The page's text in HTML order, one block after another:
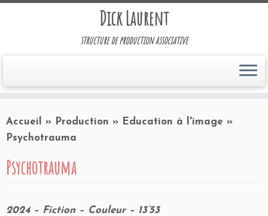
Dick Laurent
structure de production associative
Accueil » Production » Education à l'image »
Psychotrauma
Psychotrauma
2024 – Fiction – Couleur – 13’53